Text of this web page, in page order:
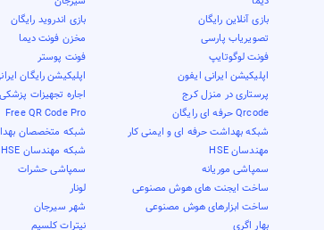
بازی آنلاین رایگان
بازی اندروید رایگان
تصویریاب پارسی
مخزن فونت دیما
فونت لوگوتایپ
فونت پوستر
اپلیکیشن ایرانی ایفون
اپلیکیشن رایگان
پرستاری در منزل کرج
اجاره تجهیزات
Qrcode حرفه ای رایگان
Free QR Code Pro
شبکه بهداشت حرفه ای و ایمنی کار
شبکه متخصصان
مهندسان HSE
شبکه مهندسان HSE
سمپاشی موریانه
سمپاشی حشرات
ساخت ایجنت های هوش مصنوعی
لونار
ساخت ابزارهای هوش مصنوعی
شهر سیرجان
بهار اگری
نیترات کلسیم